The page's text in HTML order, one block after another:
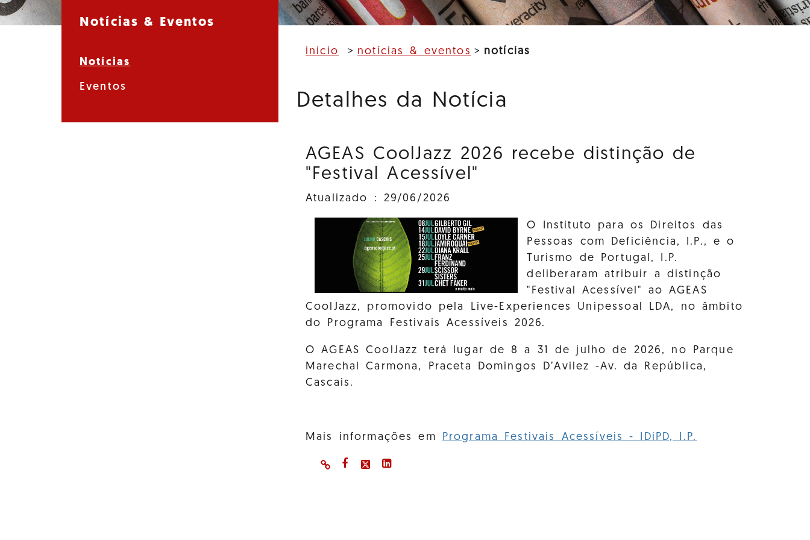
Notícias & Eventos
Notícias
Eventos
inicio notícias & eventos notícias
Detalhes da Notícia
AGEAS CoolJazz 2026 recebe distinção de
"Festival Acessível"
Atualizado : 29/06/2026
O Instituto para os Direitos das
Pessoas com Deficiência, I.P., e o
Turismo de Portugal, I.P.
deliberaram atribuir a distinção
"Festival Acessível" ao AGEAS
CoolJazz, promovido pela Live-Experiences Unipessoal LDA, no âmbito
do Programa Festivais Acessíveis 2026.
O AGEAS CoolJazz terá lugar de 8 a 31 de julho de 2026, no Parque
Marechal Carmona, Praceta Domingos D’Avilez -Av. da República,
Cascais.
Mais informações em Programa Festivais Acessíveis - IDiPD, I.P.